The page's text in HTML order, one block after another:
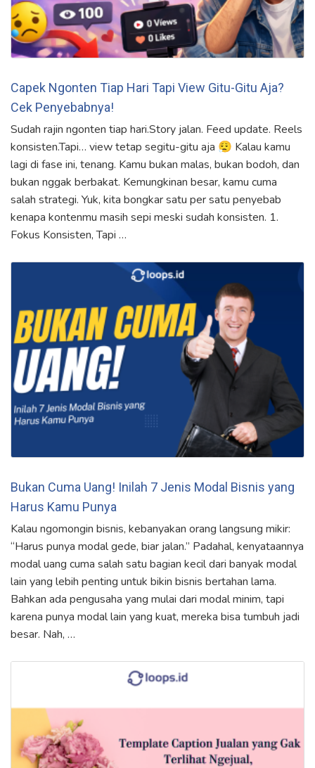
Capek Ngonten Tiap Hari Tapi View Gitu-Gitu Aja?
Cek Penyebabnya!
Sudah rajin ngonten tiap hari.Story jalan. Feed update. Reels
konsisten.Tapi… view tetap segitu-gitu aja 😮‍💨 Kalau kamu
lagi di fase ini, tenang. Kamu bukan malas, bukan bodoh, dan
bukan nggak berbakat. Kemungkinan besar, kamu cuma
salah strategi. Yuk, kita bongkar satu per satu penyebab
kenapa kontenmu masih sepi meski sudah konsisten. 1.
Fokus Konsisten, Tapi …
Bukan Cuma Uang! Inilah 7 Jenis Modal Bisnis yang
Harus Kamu Punya
Kalau ngomongin bisnis, kebanyakan orang langsung mikir:
“Harus punya modal gede, biar jalan.” Padahal, kenyataannya
modal uang cuma salah satu bagian kecil dari banyak modal
lain yang lebih penting untuk bikin bisnis bertahan lama.
Bahkan ada pengusaha yang mulai dari modal minim, tapi
karena punya modal lain yang kuat, mereka bisa tumbuh jadi
besar. Nah, …